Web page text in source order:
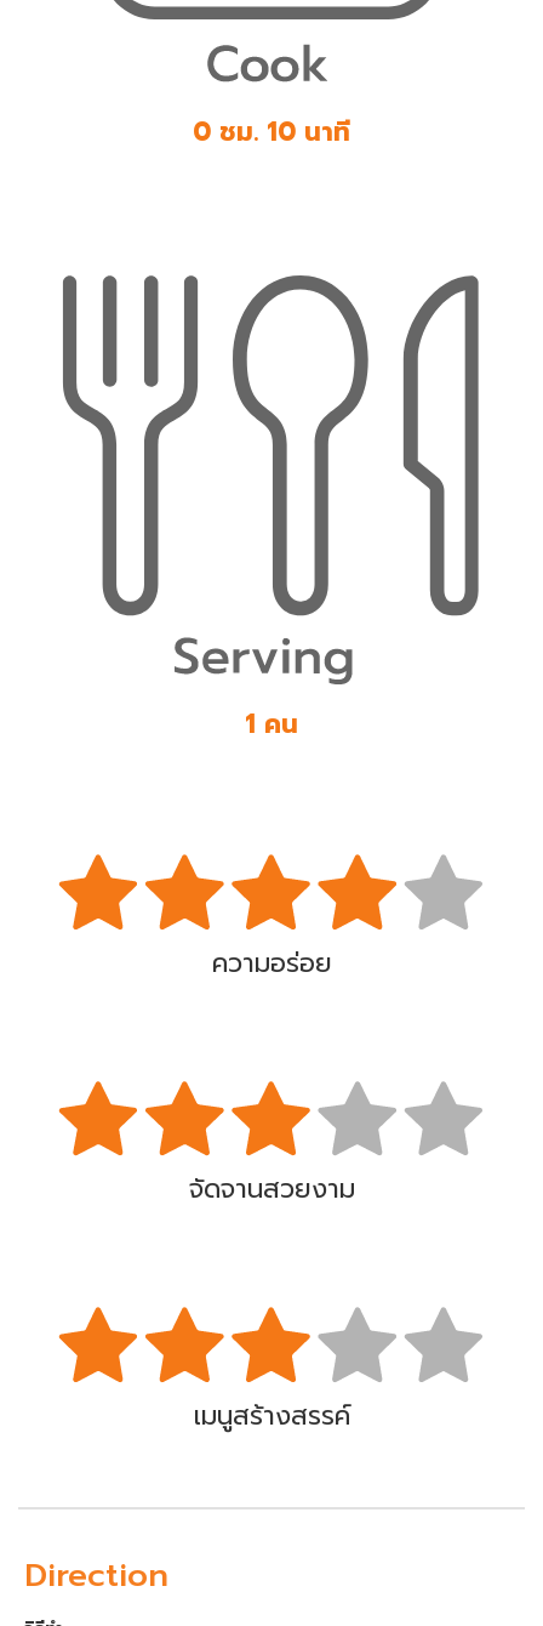
0 ชม. 10 นาที
1 คน
ความอร่อย
จัดจานสวยงาม
เมนูสร้างสรรค์
Direction